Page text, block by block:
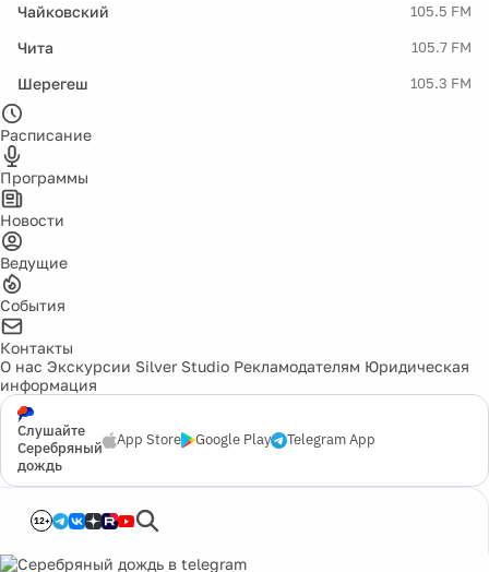
Чайковский 105.5 FM
Чита 105.7 FM
Шерегеш 105.3 FM
Расписание
Программы
Новости
Ведущие
События
Контакты
О нас Экскурсии Silver Studio Рекламодателям Юридическая
информация
Слушайте
Серебряный
дождь
App Store Google Play Telegram App
12+